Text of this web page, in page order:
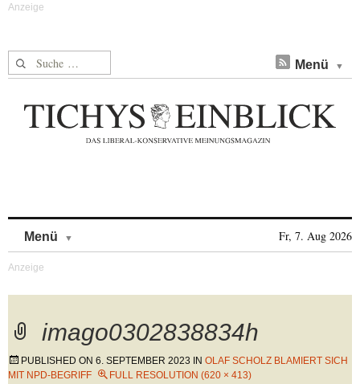
Suche nach: Menü
Menü Fr, 7. Aug 2026
imago0302838834h
PUBLISHED ON 6. SEPTEMBER 2023 IN OLAF SCHOLZ BLAMIERT SICH
MIT NPD-BEGRIFF
FULL RESOLUTION (620 × 413)